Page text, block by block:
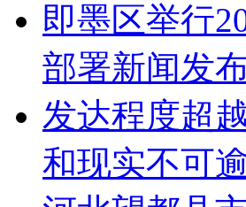
即墨区举行
部署新闻发
发达程度超
和现实不可